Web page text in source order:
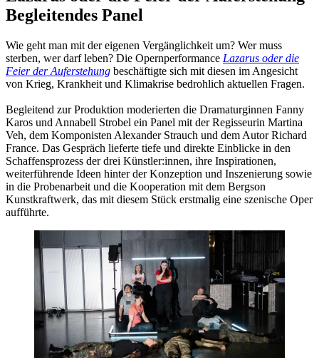
Begleitendes Panel
Wie geht man mit der eigenen Vergänglichkeit um? Wer muss
sterben, wer darf leben? Die Opernperformance Lazarus oder die
Feier der Auferstehung beschäftigte sich mit diesen im Angesicht
von Krieg, Krankheit und Klimakrise bedrohlich aktuellen Fragen.
Begleitend zur Produktion moderierten die Dramaturginnen Fanny
Karos und Annabell Strobel ein Panel mit der Regisseurin Martina
Veh, dem Komponisten Alexander Strauch und dem Autor Richard
France. Das Gespräch lieferte tiefe und direkte Einblicke in den
Schaffensprozess der drei Künstler:innen, ihre Inspirationen,
weiterführende Ideen hinter der Konzeption und Inszenierung sowie
in die Probenarbeit und die Kooperation mit dem Bergson
Kunstkraftwerk, das mit diesem Stück erstmalig eine szenische Oper
aufführte.